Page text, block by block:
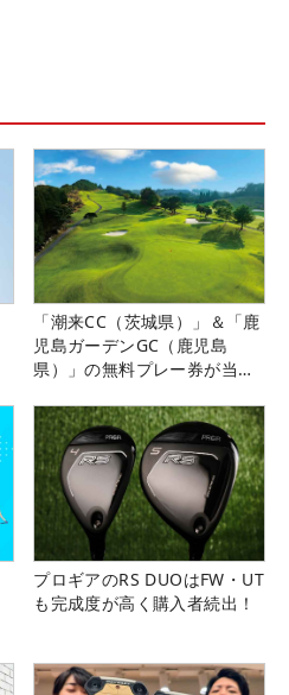
「潮来CC（茨城県）」＆「鹿
児島ガーデンGC（鹿児島
県）」の無料プレー券が当た
プロギアのRS DUOはFW・UT
も完成度が高く購入者続出！